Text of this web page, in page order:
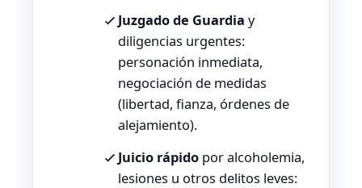
Juzgado de Guardia y
diligencias urgentes:
personación inmediata,
negociación de medidas
(libertad, fianza, órdenes de
alejamiento).
Juicio rápido por alcoholemia,
lesiones u otros delitos leves: